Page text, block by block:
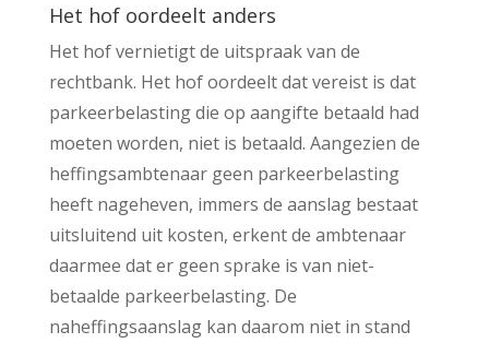
Het hof oordeelt anders
Het hof vernietigt de uitspraak van de
rechtbank. Het hof oordeelt dat vereist is dat
parkeerbelasting die op aangifte betaald had
moeten worden, niet is betaald. Aangezien de
heffingsambtenaar geen parkeerbelasting
heeft nageheven, immers de aanslag bestaat
uitsluitend uit kosten, erkent de ambtenaar
daarmee dat er geen sprake is van niet-
betaalde parkeerbelasting. De
naheffingsaanslag kan daarom niet in stand